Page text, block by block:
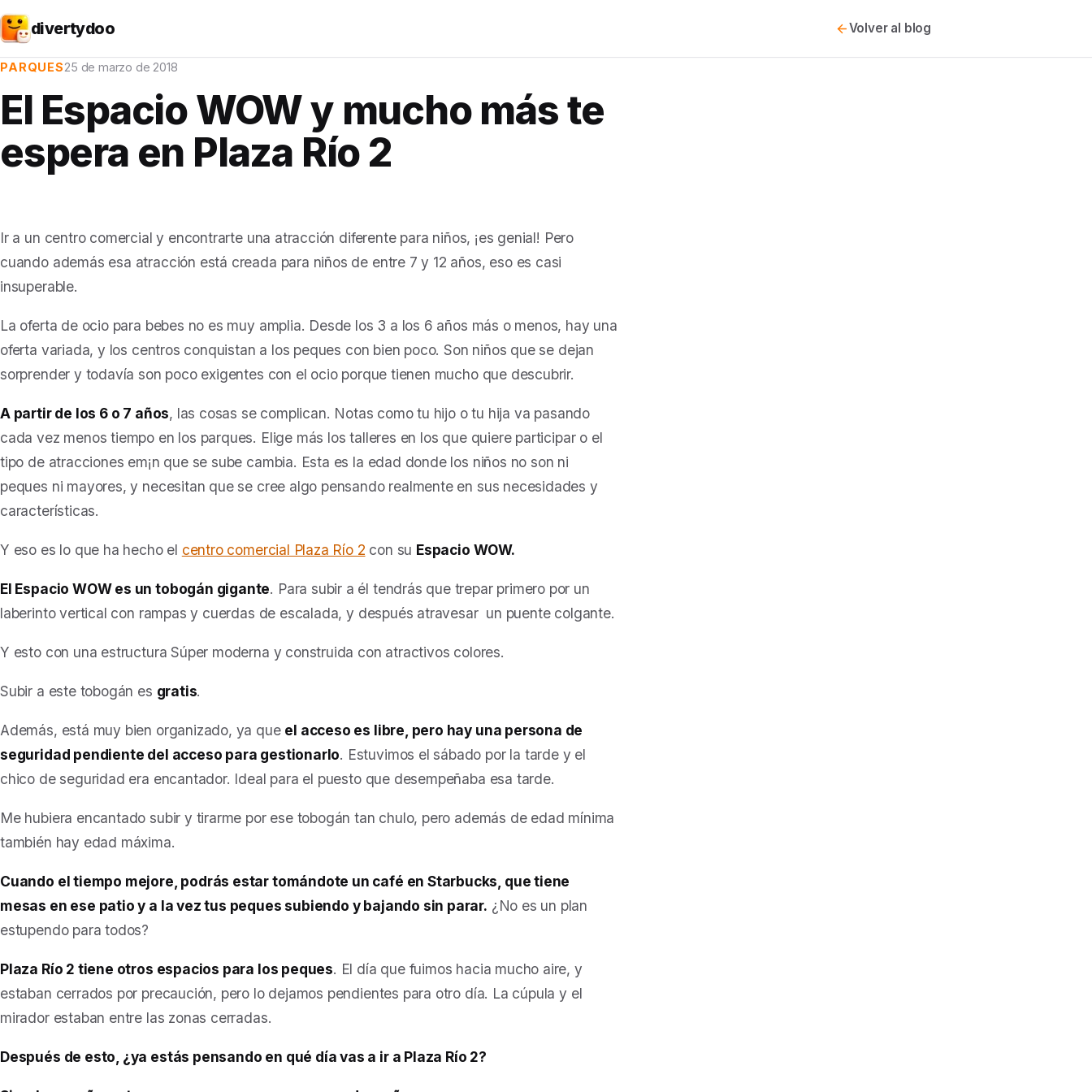
divertydoo Volver al blog
PARQUES25 de marzo de 2018
El Espacio WOW y mucho más te
espera en Plaza Río 2
Ir a un centro comercial y encontrarte una atracción diferente para niños, ¡es genial! Pero
cuando además esa atracción está creada para niños de entre 7 y 12 años, eso es casi
insuperable.
La oferta de ocio para bebes no es muy amplia. Desde los 3 a los 6 años más o menos, hay una
oferta variada, y los centros conquistan a los peques con bien poco. Son niños que se dejan
sorprender y todavía son poco exigentes con el ocio porque tienen mucho que descubrir.
A partir de los 6 o 7 años, las cosas se complican. Notas como tu hijo o tu hija va pasando
cada vez menos tiempo en los parques. Elige más los talleres en los que quiere participar o el
tipo de atracciones em¡n que se sube cambia. Esta es la edad donde los niños no son ni
peques ni mayores, y necesitan que se cree algo pensando realmente en sus necesidades y
características.
Y eso es lo que ha hecho el centro comercial Plaza Río 2 con su Espacio WOW.
El Espacio WOW es un tobogán gigante. Para subir a él tendrás que trepar primero por un
laberinto vertical con rampas y cuerdas de escalada, y después atravesar un puente colgante.
Y esto con una estructura Súper moderna y construida con atractivos colores.
Subir a este tobogán es gratis.
Además, está muy bien organizado, ya que el acceso es libre, pero hay una persona de
seguridad pendiente del acceso para gestionarlo. Estuvimos el sábado por la tarde y el
chico de seguridad era encantador. Ideal para el puesto que desempeñaba esa tarde.
Me hubiera encantado subir y tirarme por ese tobogán tan chulo, pero además de edad mínima
también hay edad máxima.
Cuando el tiempo mejore, podrás estar tomándote un café en Starbucks, que tiene
mesas en ese patio y a la vez tus peques subiendo y bajando sin parar. ¿No es un plan
estupendo para todos?
Plaza Río 2 tiene otros espacios para los peques. El día que fuimos hacia mucho aire, y
estaban cerrados por precaución, pero lo dejamos pendientes para otro día. La cúpula y el
mirador estaban entre las zonas cerradas.
Después de esto, ¿ya estás pensando en qué día vas a ir a Plaza Río 2?